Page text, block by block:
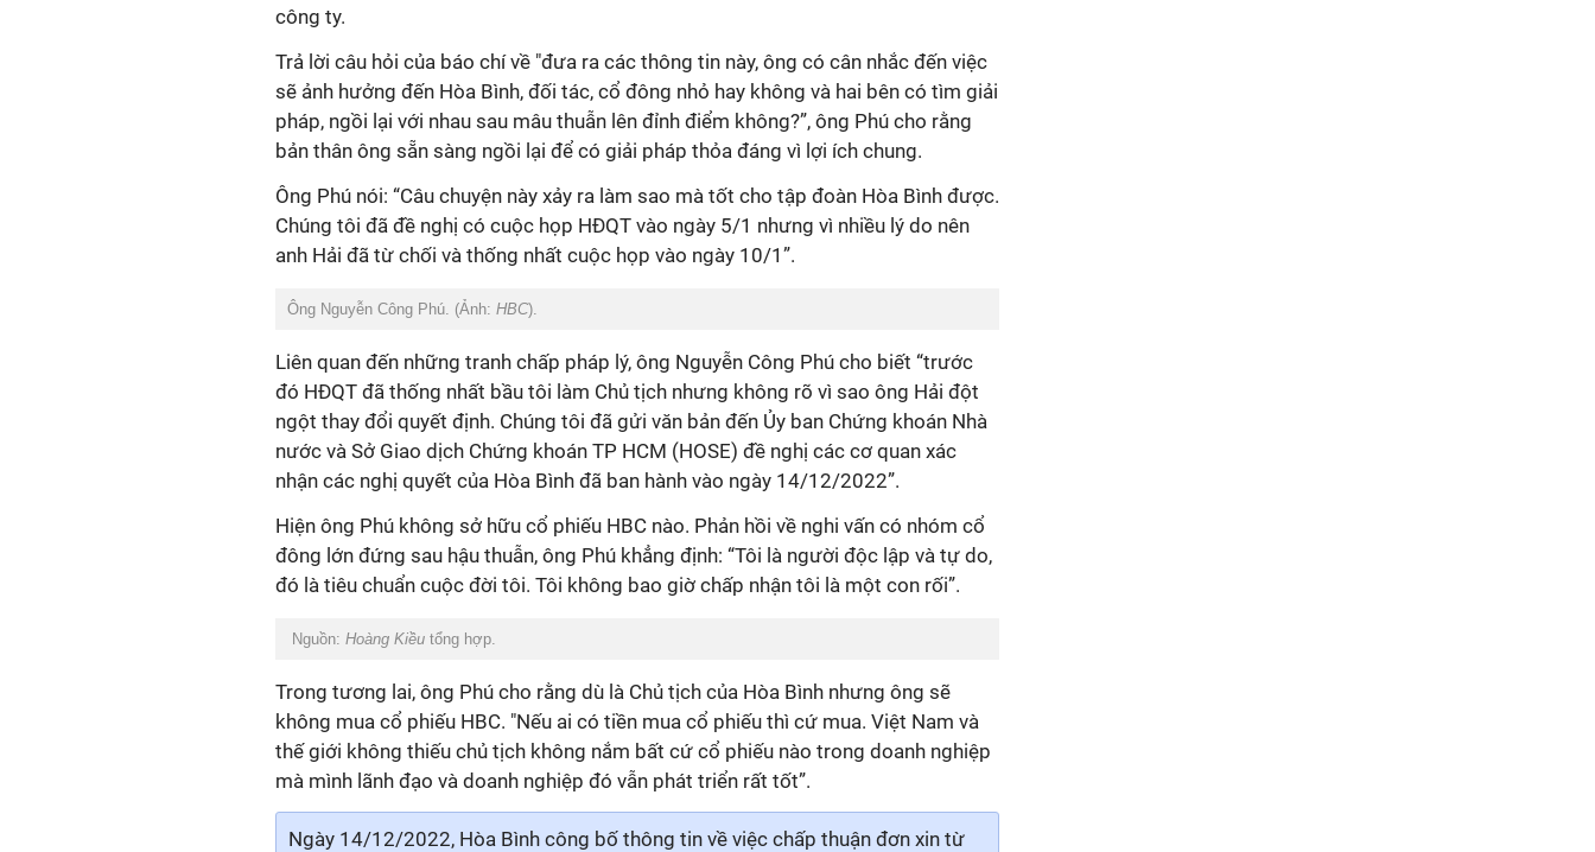
công ty.
Trả lời câu hỏi của báo chí về "đưa ra các thông tin này, ông có cân nhắc đến việc
sẽ ảnh hưởng đến Hòa Bình, đối tác, cổ đông nhỏ hay không và hai bên có tìm giải
pháp, ngồi lại với nhau sau mâu thuẫn lên đỉnh điểm không?”, ông Phú cho rằng
bản thân ông sẵn sàng ngồi lại để có giải pháp thỏa đáng vì lợi ích chung.
Ông Phú nói: “Câu chuyện này xảy ra làm sao mà tốt cho tập đoàn Hòa Bình được.
Chúng tôi đã đề nghị có cuộc họp HĐQT vào ngày 5/1 nhưng vì nhiều lý do nên
anh Hải đã từ chối và thống nhất cuộc họp vào ngày 10/1”.
Ông Nguyễn Công Phú. (Ảnh: HBC).
Liên quan đến những tranh chấp pháp lý, ông Nguyễn Công Phú cho biết “trước
đó HĐQT đã thống nhất bầu tôi làm Chủ tịch nhưng không rõ vì sao ông Hải đột
ngột thay đổi quyết định. Chúng tôi đã gửi văn bản đến Ủy ban Chứng khoán Nhà
nước và Sở Giao dịch Chứng khoán TP HCM (HOSE) đề nghị các cơ quan xác
nhận các nghị quyết của Hòa Bình đã ban hành vào ngày 14/12/2022”.
Hiện ông Phú không sở hữu cổ phiếu HBC nào. Phản hồi về nghi vấn có nhóm cổ
đông lớn đứng sau hậu thuẫn, ông Phú khẳng định: “Tôi là người độc lập và tự do,
đó là tiêu chuẩn cuộc đời tôi. Tôi không bao giờ chấp nhận tôi là một con rối”.
Nguồn: Hoàng Kiều tổng hợp.
Trong tương lai, ông Phú cho rằng dù là Chủ tịch của Hòa Bình nhưng ông sẽ
không mua cổ phiếu HBC. "Nếu ai có tiền mua cổ phiếu thì cứ mua. Việt Nam và
thế giới không thiếu chủ tịch không nắm bất cứ cổ phiếu nào trong doanh nghiệp
mà mình lãnh đạo và doanh nghiệp đó vẫn phát triển rất tốt”.
Ngày 14/12/2022, Hòa Bình công bố thông tin về việc chấp thuận đơn xin từ